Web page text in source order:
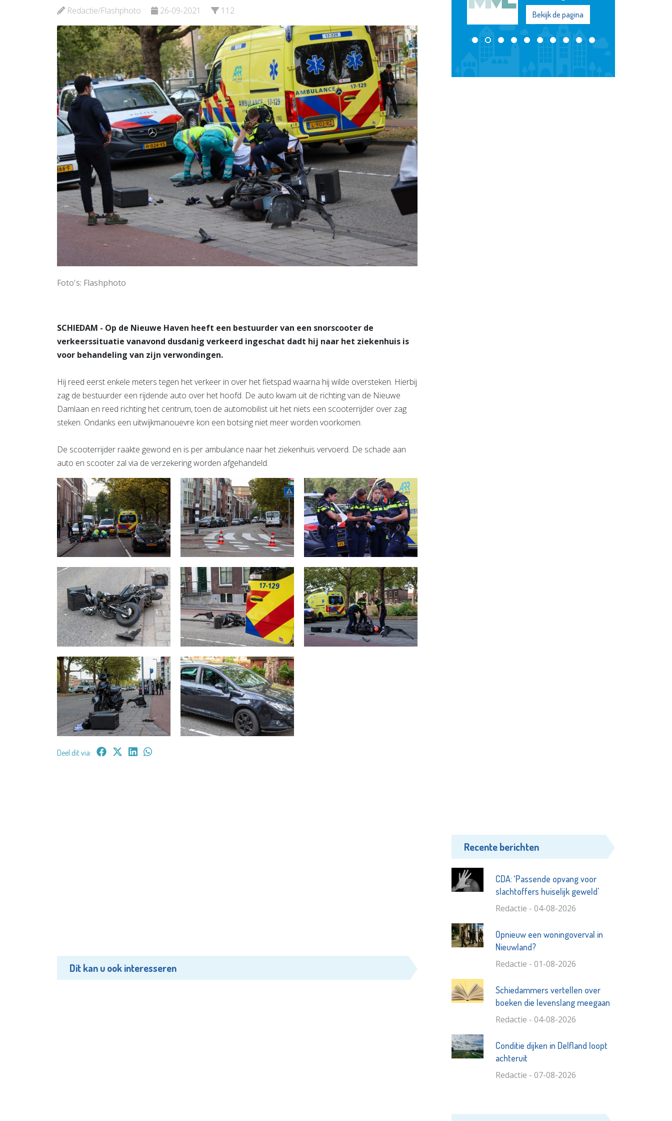
Redactie/Flashphoto 26-09-2021 112
Foto's: Flashphoto
SCHIEDAM - Op de Nieuwe Haven heeft een bestuurder van een snorscooter de
verkeerssituatie vanavond dusdanig verkeerd ingeschat dadt hij naar het ziekenhuis is
voor behandeling van zijn verwondingen.
Hij reed eerst enkele meters tegen het verkeer in over het fietspad waarna hij wilde oversteken. Hierbij
zag de bestuurder een rijdende auto over het hoofd. De auto kwam uit de richting van de Nieuwe
Damlaan en reed richting het centrum, toen de automobilist uit het niets een scooterrijder over zag
steken. Ondanks een uitwijkmanouevre kon een botsing niet meer worden voorkomen.
De scooterrijder raakte gewond en is per ambulance naar het ziekenhuis vervoerd. De schade aan
auto en scooter zal via de verzekering worden afgehandeld.
Deel dit via:
Dit kan u ook interesseren
Bekijk de pagina Bekijk de pagina
Bekijk de pagina
Recente berichten
CDA: ‘Passende opvang voor
slachtoffers huiselijk geweld'
Redactie - 04-08-2026
Opnieuw een woningoverval in
Nieuwland?
Redactie - 01-08-2026
Schiedammers vertellen over
boeken die levenslang meegaan
Redactie - 04-08-2026
Conditie dijken in Delfland loopt
achteruit
Redactie - 07-08-2026